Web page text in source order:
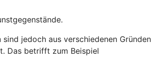
sind jedoch aus verschiedenen Gründen
Das betrifft zum Beispiel